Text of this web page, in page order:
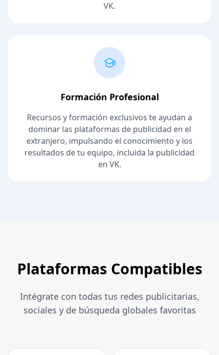
VK.
Formación Profesional
Recursos y formación exclusivos te ayudan a
dominar las plataformas de publicidad en el
extranjero, impulsando el conocimiento y los
resultados de tu equipo, incluida la publicidad
en VK.
Plataformas Compatibles
Intégrate con todas tus redes publicitarias,
sociales y de búsqueda globales favoritas